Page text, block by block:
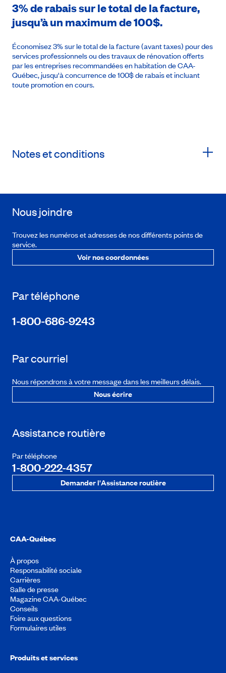
3% de rabais sur le total de la facture,
jusqu’à un maximum de 100$.
Économisez 3% sur le total de la facture (avant taxes) pour des
services professionnels ou des travaux de rénovation offerts
par les entreprises recommandées en habitation de CAA-
Québec, jusqu'à concurrence de 100$ de rabais et incluant
toute promotion en cours.
Notes et conditions
Nous joindre
Trouvez les numéros et adresses de nos différents points de
service.
Voir nos coordonnées
Par téléphone
1-800-686-9243
Par courriel
Nous répondrons à votre message dans les meilleurs délais.
Nous écrire
Assistance routière
Par téléphone
1-800-222-4357
Demander l'Assistance routière
CAA-Québec
À propos
Responsabilité sociale
Carrières
Salle de presse
Magazine CAA-Québec
Conseils
Foire aux questions
Formulaires utiles
Produits et services